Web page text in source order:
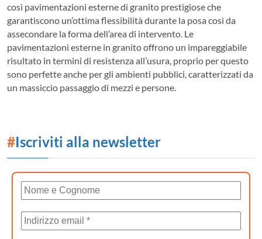
così pavimentazioni esterne di granito prestigiose che
garantiscono un’ottima flessibilità durante la posa così da
assecondare la forma dell’area di intervento. Le
pavimentazioni esterne in granito offrono un impareggiabile
risultato in termini di resistenza all’usura, proprio per questo
sono perfette anche per gli ambienti pubblici, caratterizzati da
un massiccio passaggio di mezzi e persone.
#Iscriviti alla newsletter